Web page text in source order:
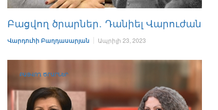
Բացվող ծրարներ․ Դանիել Վարուժան
Վարդուհի Բաղդասարյան Ապրիլի 23, 2023
ԲԱՑՎՈՂ ԾՐԱՐՆԵՐ